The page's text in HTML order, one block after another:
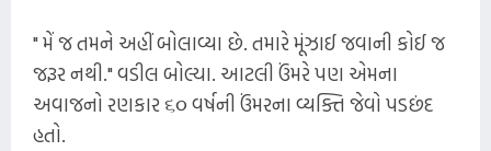
" મેં જ તમને અહીં બોલાવ્યા છે. તમારે મૂંઝાઈ જવાની કોઈ જ
જરૂર નથી." વડીલ બોલ્યા. આટલી ઉંમરે પણ એમના
અવાજનો રણકાર ૬૦ વર્ષની ઉંમરના વ્યક્તિ જેવો પડછંદ
હતો.